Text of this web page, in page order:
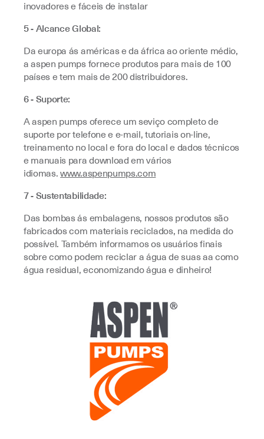
inovadores e fáceis de instalar
5 - Alcance Global:
Da europa ás américas e da áfrica ao oriente médio,
a aspen pumps fornece produtos para mais de 100
países e tem mais de 200 distribuidores.
6 - Suporte:
A aspen pumps oferece um seviço completo de
suporte por telefone e e-mail, tutoriais on-line,
treinamento no local e fora do local e dados técnicos
e manuais para download em vários
idiomas.www.aspenpumps.com
7 - Sustentabilidade:
Das bombas ás embalagens, nossos produtos são
fabricados com materiais reciclados, na medida do
possível. Também informamos os usuários finais
sobre como podem reciclar a água de suas aa como
água residual, economizando água e dinheiro!